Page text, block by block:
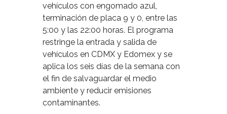
vehículos con engomado azul,
terminación de placa 9 y 0, entre las
5:00 y las 22:00 horas. El programa
restringe la entrada y salida de
vehículos en CDMX y Edomex y se
aplica los seis días de la semana con
el fin de salvaguardar el medio
ambiente y reducir emisiones
contaminantes.